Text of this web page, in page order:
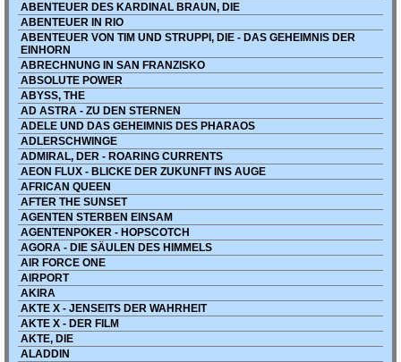
ABENTEUER DES KARDINAL BRAUN, DIE
ABENTEUER IN RIO
ABENTEUER VON TIM UND STRUPPI, DIE - DAS GEHEIMNIS DER
EINHORN
ABRECHNUNG IN SAN FRANZISKO
ABSOLUTE POWER
ABYSS, THE
AD ASTRA - ZU DEN STERNEN
ADELE UND DAS GEHEIMNIS DES PHARAOS
ADLERSCHWINGE
ADMIRAL, DER - ROARING CURRENTS
AEON FLUX - BLICKE DER ZUKUNFT INS AUGE
AFRICAN QUEEN
AFTER THE SUNSET
AGENTEN STERBEN EINSAM
AGENTENPOKER - HOPSCOTCH
AGORA - DIE SÄULEN DES HIMMELS
AIR FORCE ONE
AIRPORT
AKIRA
AKTE X - JENSEITS DER WAHRHEIT
AKTE X - DER FILM
AKTE, DIE
ALADDIN